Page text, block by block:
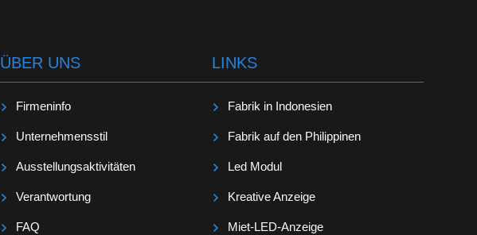
ÜBER UNS
Firmeninfo
Unternehmensstil
Ausstellungsaktivitäten
Verantwortung
FAQ
LINKS
Fabrik in Indonesien
Fabrik auf den Philippinen
Led Modul
Kreative Anzeige
Miet-LED-Anzeige